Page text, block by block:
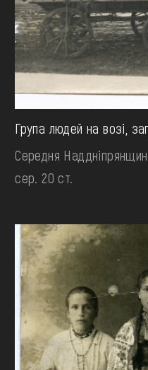
Група людей на возі,
Середня
сер. 20 ст.